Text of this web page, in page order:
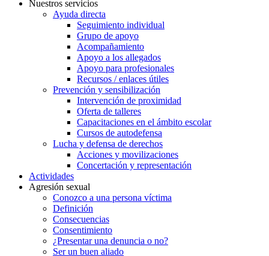
Nuestros servicios
Ayuda directa
Seguimiento individual
Grupo de apoyo
Acompañamiento
Apoyo a los allegados
Apoyo para profesionales
Recursos / enlaces útiles
Prevención y sensibilización
Intervención de proximidad
Oferta de talleres
Capacitaciones en el ámbito escolar
Cursos de autodefensa
Lucha y defensa de derechos
Acciones y movilizaciones
Concertación y representación
Actividades
Agresión sexual
Conozco a una persona víctima
Definición
Consecuencias
Consentimiento
¿Presentar una denuncia o no?
Ser un buen aliado